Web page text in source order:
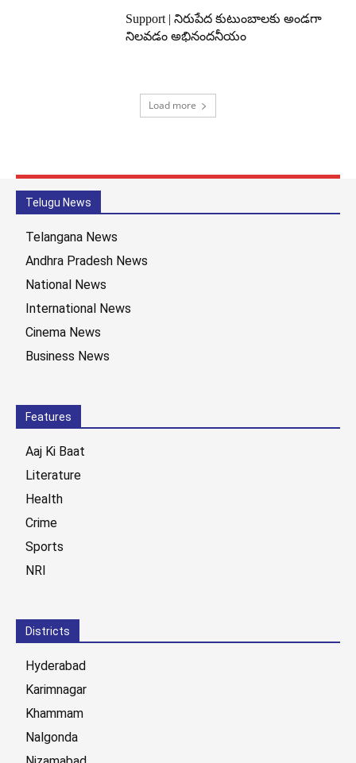
Support | నిరుపేద కుటుంబాలకు అండగా
నిలవడం అభినందనీయం
Load more
Telugu News
Telangana News
Andhra Pradesh News
National News
International News
Cinema News
Business News
Features
Aaj Ki Baat
Literature
Health
Crime
Sports
NRI
Districts
Hyderabad
Karimnagar
Khammam
Nalgonda